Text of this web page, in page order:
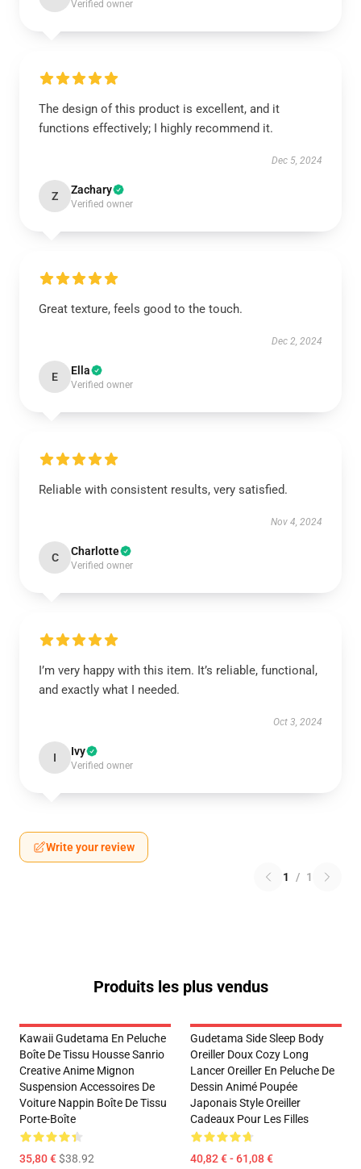
Verified owner
The design of this product is excellent, and it
functions effectively; I highly recommend it.
Dec 5, 2024
Z Zachary
Verified owner
Great texture, feels good to the touch.
Dec 2, 2024
E Ella
Verified owner
Reliable with consistent results, very satisfied.
Nov 4, 2024
C Charlotte
Verified owner
I’m very happy with this item. It’s reliable, functional,
and exactly what I needed.
Oct 3, 2024
I Ivy
Verified owner
Write your review
1 / 1
Produits les plus vendus
Kawaii Gudetama En Peluche
Boîte De Tissu Housse Sanrio
Creative Anime Mignon
Suspension Accessoires De
Voiture Nappin Boîte De Tissu
Porte-Boîte
35,80 €$38.92
Gudetama Side Sleep Body
Oreiller Doux Cozy Long
Lancer Oreiller En Peluche De
Dessin Animé Poupée
Japonais Style Oreiller
Cadeaux Pour Les Filles
40,82 € - 61,08 €